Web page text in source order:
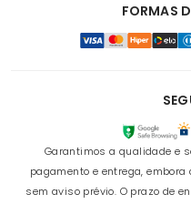
FORMAS
Garantimos a qualidade e
pagamento e entrega,
sem aviso prévio. O prazo de